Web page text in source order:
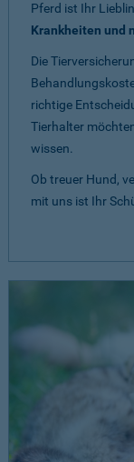
Pferd ist Ihr
Krankheiten und
Die
richtige
Tierhalter
wissen.
Ob treuer Hund,
mit uns ist Ihr